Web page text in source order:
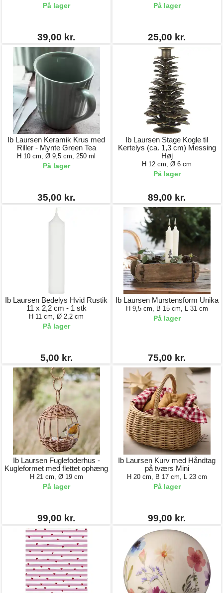
På lager
39,00 kr.
På lager
25,00 kr.
Ib Laursen Keramik Krus med
Riller - Mynte Green Tea
H 10 cm, Ø 9,5 cm, 250 ml
På lager
35,00 kr.
Ib Laursen Stage Kogle til
Kertelys (ca. 1,3 cm) Messing
Høj
H 12 cm, Ø 6 cm
På lager
89,00 kr.
Ib Laursen Bedelys Hvid Rustik
11 x 2,2 cm - 1 stk
H 11 cm, Ø 2,2 cm
På lager
5,00 kr.
Ib Laursen Murstensform Unika
H 9,5 cm, B 15 cm, L 31 cm
På lager
75,00 kr.
Ib Laursen Fuglefoderhus -
Kugleformet med flettet ophæng
H 21 cm, Ø 19 cm
På lager
99,00 kr.
Ib Laursen Kurv med Håndtag
på tværs Mini
H 20 cm, B 17 cm, L 23 cm
På lager
99,00 kr.